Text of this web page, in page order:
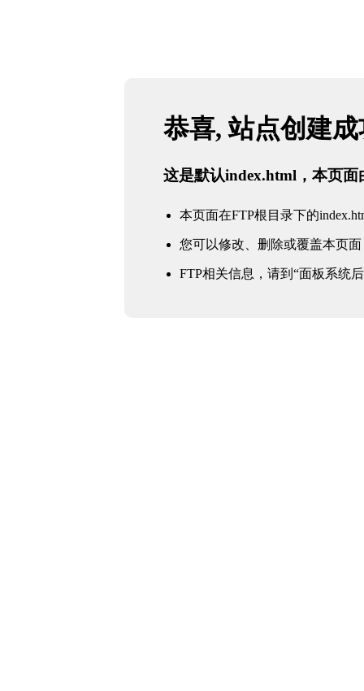
恭喜, 站点创建
这是默认index.html，本页面
本页面在FTP根目录下的
您可以修改、删除或覆盖本页面
FTP相关信息，请到“面板系统